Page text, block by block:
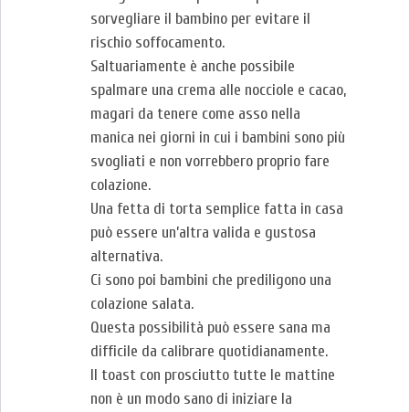
sorvegliare il bambino per evitare il
rischio soffocamento.
Saltuariamente è anche possibile
spalmare una crema alle nocciole e cacao,
magari da tenere come asso nella
manica nei giorni in cui i bambini sono più
svogliati e non vorrebbero proprio fare
colazione.
Una fetta di torta semplice fatta in casa
può essere un’altra valida e gustosa
alternativa.
Ci sono poi bambini che prediligono una
colazione salata.
Questa possibilità può essere sana ma
difficile da calibrare quotidianamente.
Il toast con prosciutto tutte le mattine
non è un modo sano di iniziare la